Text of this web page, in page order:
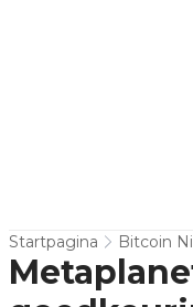
Startpagina Bitcoin